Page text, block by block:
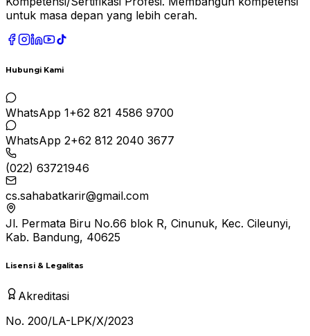
untuk masa depan yang lebih cerah.
Hubungi Kami
WhatsApp 1+62 821 4586 9700
WhatsApp 2+62 812 2040 3677
(022) 63721946
cs.sahabatkarir@gmail.com
Jl. Permata Biru No.66 blok R, Cinunuk, Kec. Cileunyi,
Kab. Bandung, 40625
Lisensi & Legalitas
Akreditasi
No. 200/LA-LPK/X/2023